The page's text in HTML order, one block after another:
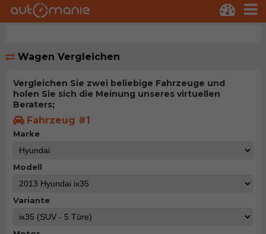
Wagen Vergleichen
Vergleichen Sie zwei beliebige Fahrzeuge und
holen Sie sich die Meinung unseres virtuellen
Beraters;
Fahrzeug #1
Marke
Modell
Variante